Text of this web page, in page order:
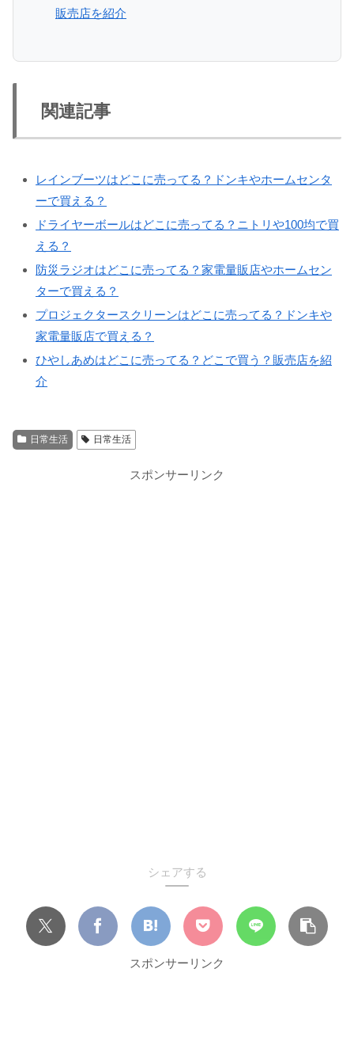
販売店を紹介
関連記事
レインブーツはどこに売ってる？ドンキやホームセンタ
ーで買える？
ドライヤーボールはどこに売ってる？ニトリや100均で買
える？
防災ラジオはどこに売ってる？家電量販店やホームセン
ターで買える？
プロジェクタースクリーンはどこに売ってる？ドンキや
家電量販店で買える？
ひやしあめはどこに売ってる？どこで買う？販売店を紹
介
日常生活 日常生活
スポンサーリンク
シェアする
スポンサーリンク